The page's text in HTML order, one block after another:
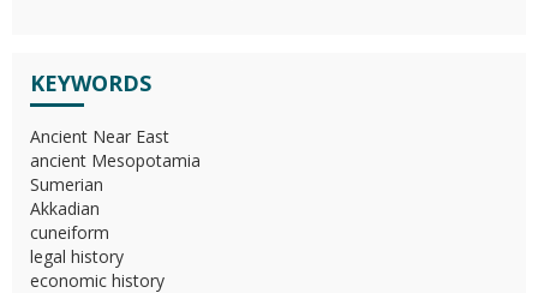
KEYWORDS
Ancient Near East
ancient Mesopotamia
Sumerian
Akkadian
cuneiform
legal history
economic history